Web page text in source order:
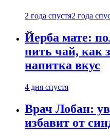
2 года спустя2 года
Йерба мате:
пить чай, как
напитка вкус
4 дня спустя
Врач Лобан:
избавит от